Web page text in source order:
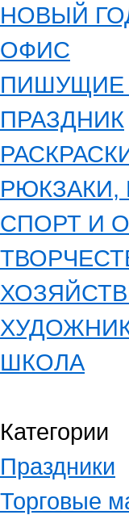
НОВЫЙ
ОФИС
ПИШУЩИЕ
ПРАЗДНИК
РЮКЗАКИ,
СПОРТ И
ШКОЛА
Категории
Праздники
Торговые